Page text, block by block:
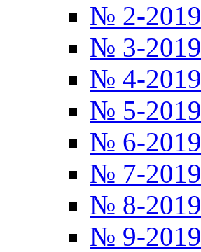
№ 2-2019
№ 3-2019
№ 4-2019
№ 5-2019
№ 6-2019
№ 7-2019
№ 8-2019
№ 9-2019